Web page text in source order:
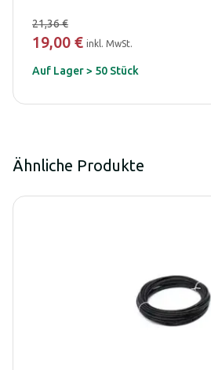
21,36 €
19,00 € inkl. MwSt.
Auf Lager > 50 Stück
Ähnliche Produkte